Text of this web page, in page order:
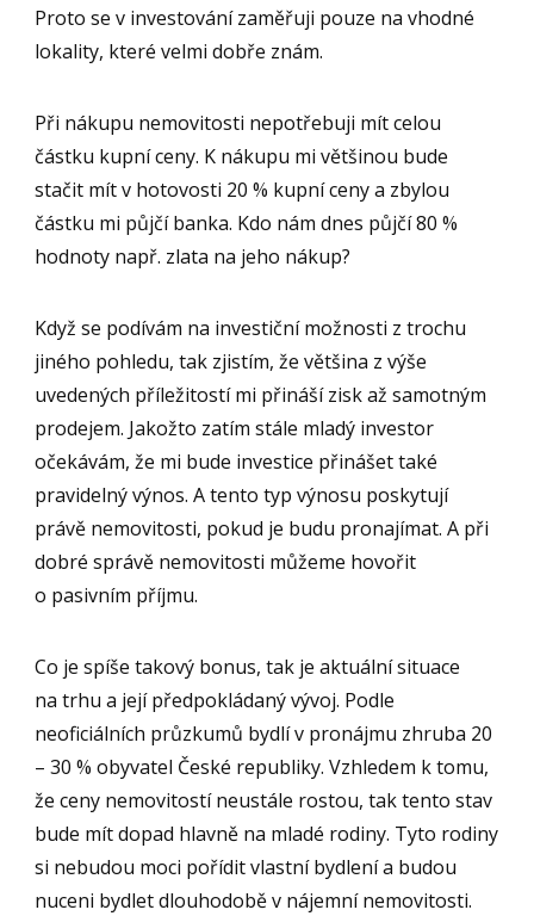
Proto se v investování zaměřuji pouze na vhodné
lokality, které velmi dobře znám.
Při nákupu nemovitosti nepotřebuji mít celou
částku kupní ceny. K nákupu mi většinou bude
stačit mít v hotovosti 20 % kupní ceny a zbylou
částku mi půjčí banka. Kdo nám dnes půjčí 80 %
hodnoty např. zlata na jeho nákup?
Když se podívám na investiční možnosti z trochu
jiného pohledu, tak zjistím, že většina z výše
uvedených příležitostí mi přináší zisk až samotným
prodejem. Jakožto zatím stále mladý investor
očekávám, že mi bude investice přinášet také
pravidelný výnos. A tento typ výnosu poskytují
právě nemovitosti, pokud je budu pronajímat. A při
dobré správě nemovitosti můžeme hovořit
o pasivním příjmu.
Co je spíše takový bonus, tak je aktuální situace
na trhu a její předpokládaný vývoj. Podle
neoficiálních průzkumů bydlí v pronájmu zhruba 20
– 30 % obyvatel České republiky. Vzhledem k tomu,
že ceny nemovitostí neustále rostou, tak tento stav
bude mít dopad hlavně na mladé rodiny. Tyto rodiny
si nebudou moci pořídit vlastní bydlení a budou
nuceni bydlet dlouhodobě v nájemní nemovitosti.